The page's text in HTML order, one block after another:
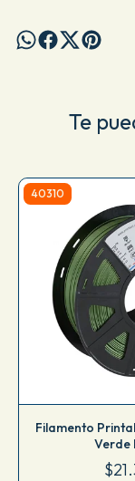
Te
40310
Filamento
Verde